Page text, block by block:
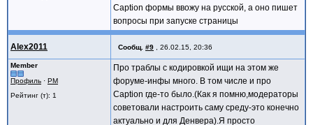
Caption формы ввожу на русской, а оно пишет
вопросы при запуске страницы
Alex2011 Сообщ. #9 26.02.15, 20:36
Member
Профиль · PM
Рейтинг (т): 1
Про траблы с кодировкой ищи на этом же
форуме-инфы много. В том числе и про
Caption где-то было.(Как я помню,модераторы
советовали настроить саму среду-это конечно
актуально и для Денвера).Я просто